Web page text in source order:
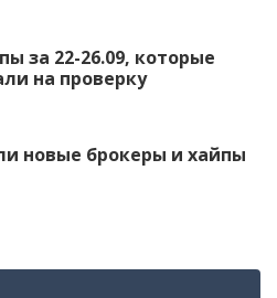
за 22-26.09, которые
на проверку
новые брокеры и хайпы